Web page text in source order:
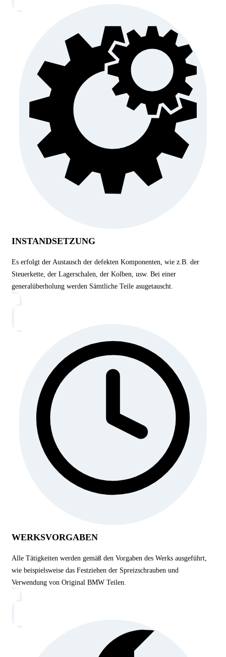
INSTANDSETZUNG
Es erfolgt der Austausch der defekten Komponenten, wie z.B. der
Steuerkette, der Lagerschalen, der Kolben, usw. Bei einer
generalüberholung werden Sämtliche Teile asugetauscht.
WERKSVORGABEN
Alle Tätigkeiten werden gemäß den Vorgaben des Werks ausgeführt,
wie beispielsweise das Festziehen der Spreizschrauben und
Verwendung von Original BMW Teilen.